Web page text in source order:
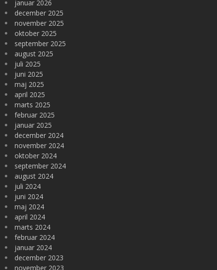
januar 2026
december 2025
november 2025
oktober 2025
september 2025
august 2025
juli 2025
juni 2025
maj 2025
april 2025
marts 2025
februar 2025
januar 2025
december 2024
november 2024
oktober 2024
september 2024
august 2024
juli 2024
juni 2024
maj 2024
april 2024
marts 2024
februar 2024
januar 2024
december 2023
november 2023